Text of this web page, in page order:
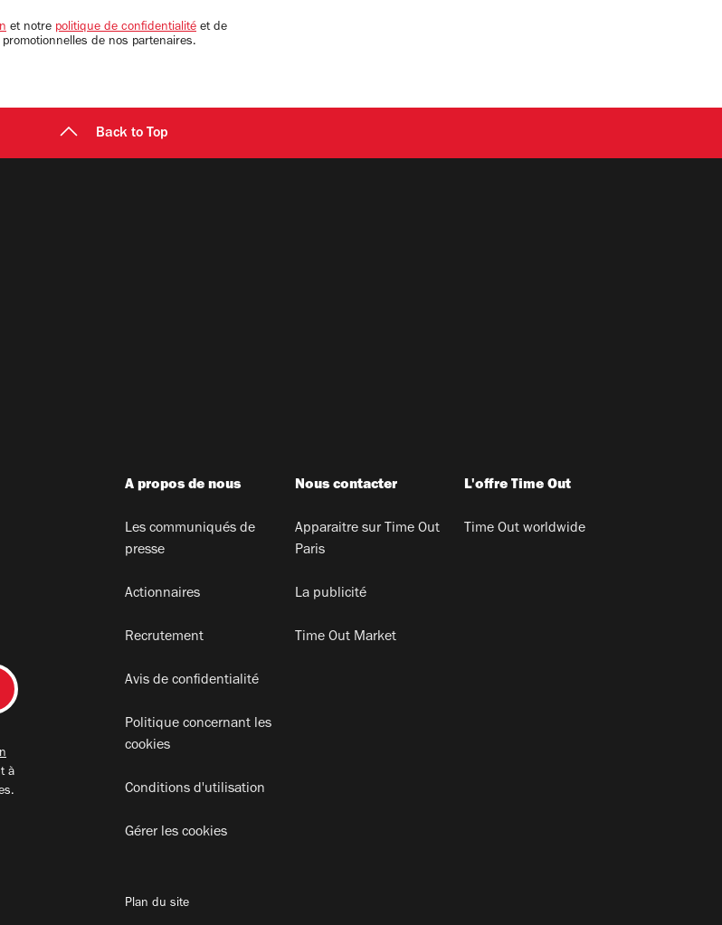
et notre politique de confidentialité et de
de nos partenaires.
Back to Top
à
A propos de nous
Les communiqués de
presse
Actionnaires
Recrutement
Avis de confidentialité
Politique concernant les
cookies
Conditions d'utilisation
Gérer les cookies
Nous contacter
Apparaitre sur Time Out
Paris
La publicité
Time Out Market
L'offre Time Out
Time Out worldwide
Plan du site